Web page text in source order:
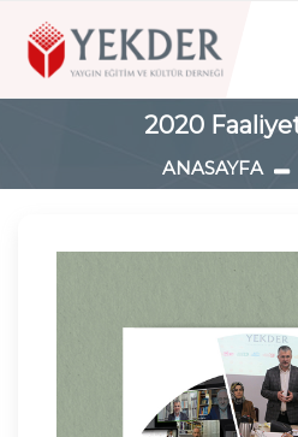
2020
ANASAYFA